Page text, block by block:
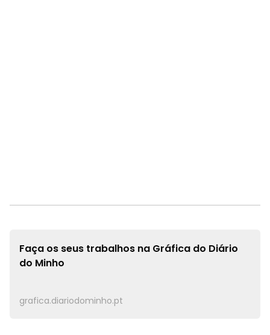
Faça os seus trabalhos na Gráfica do Diário
do Minho
grafica.diariodominho.pt